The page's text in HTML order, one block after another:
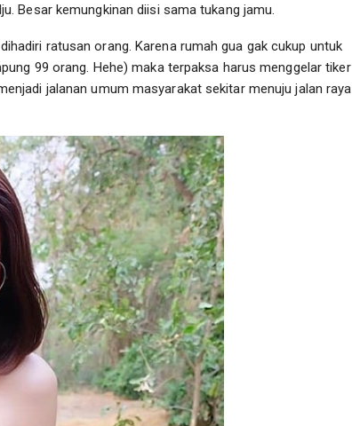
Besar kemungkinan diisi sama tukang jamu.
ratusan orang. Karena rumah gua gak cukup untuk
99 orang. Hehe) maka terpaksa harus menggelar tiker
jalanan umum masyarakat sekitar menuju jalan raya